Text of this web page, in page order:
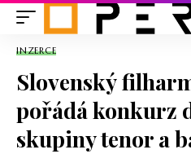
INZERCE
Slovenský
pořádá konkurz
skupiny tenor a